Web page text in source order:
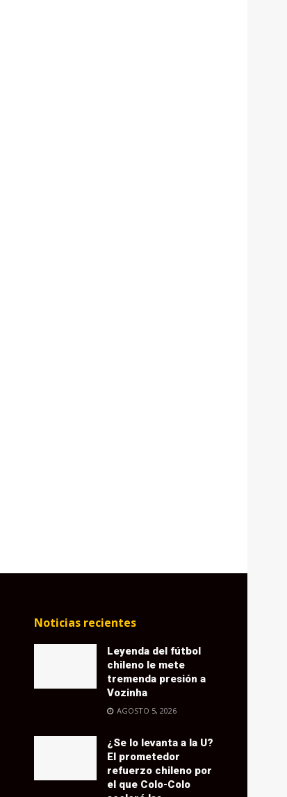
Noticias recientes
Leyenda del fútbol
chileno le mete
tremenda presión a
Vozinha
AGOSTO 5, 2026
¿Se lo levanta a la U?
El prometedor
refuerzo chileno por
el que Colo-Colo